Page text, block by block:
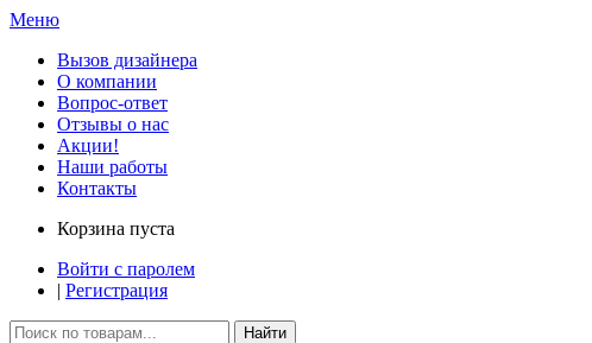
Меню
Вызов дизайнера
О компании
Вопрос-ответ
Отзывы о нас
Акции!
Наши работы
Контакты
Корзина пуста
Войти с паролем
| Регистрация
Найти